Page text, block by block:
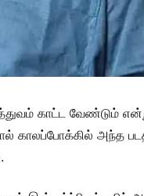
காட்ட வேண்டும்
காலப்போக்கில் அந்த